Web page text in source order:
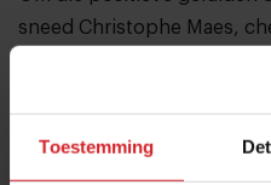
Toestemming
sneed Christophe Maes,
Inspiration Magazine, de
met Food Inspiration
toekomst van het blad.